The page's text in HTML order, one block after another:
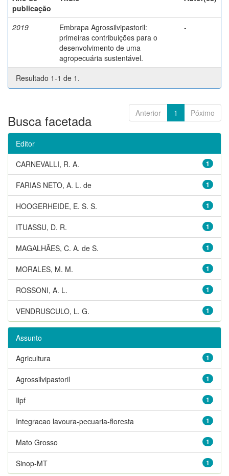
publicação
2019
Embrapa Agrossilvipastoril:
primeiras contribuições para o
desenvolvimento de uma
agropecuária sustentável.
-
Resultado 1-1 de 1.
Anterior 1 Póximo
Busca facetada
Editor
1
CARNEVALLI, R. A.
1
FARIAS NETO, A. L. de
1
HOOGERHEIDE, E. S. S.
1
ITUASSU, D. R.
1
MAGALHÃES, C. A. de S.
1
MORALES, M. M.
1
ROSSONI, A. L.
1
VENDRUSCULO, L. G.
Assunto
1
Agricultura
1
Agrossilvipastoril
1
Ilpf
1
Integracao lavoura-pecuaria-floresta
1
Mato Grosso
1
Sinop-MT